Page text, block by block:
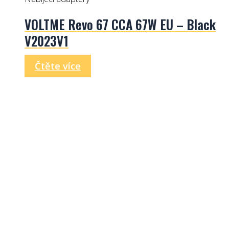
VOLTME Revo 67 CCA 67W EU – Black
V2023V1
Čtěte více